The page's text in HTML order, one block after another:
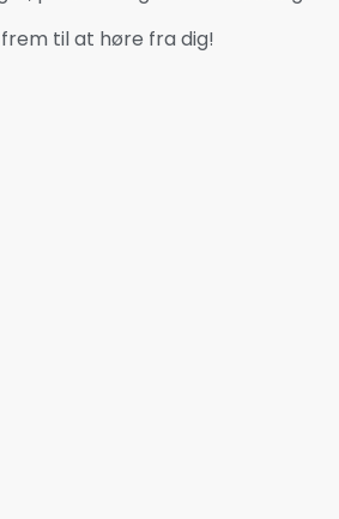
til at høre fra dig!